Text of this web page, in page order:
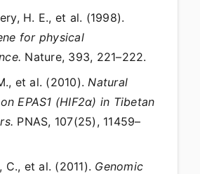
H. E., et al. (1998).
for physical
Nature, 393, 221–222.
et al. (2010). Natural
EPAS1 (HIF2α) in Tibetan
PNAS, 107(25), 11459–
C., et al. (2011). Genomic